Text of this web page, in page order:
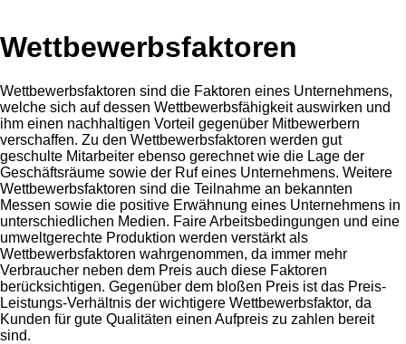
Wettbewerbsfaktoren
Wettbewerbsfaktoren sind die Faktoren eines Unternehmens,
welche sich auf dessen Wettbewerbsfähigkeit auswirken und
ihm einen nachhaltigen Vorteil gegenüber Mitbewerbern
verschaffen. Zu den Wettbewerbsfaktoren werden gut
geschulte Mitarbeiter ebenso gerechnet wie die Lage der
Geschäftsräume sowie der Ruf eines Unternehmens. Weitere
Wettbewerbsfaktoren sind die Teilnahme an bekannten
Messen sowie die positive Erwähnung eines Unternehmens in
unterschiedlichen Medien. Faire Arbeitsbedingungen und eine
umweltgerechte Produktion werden verstärkt als
Wettbewerbsfaktoren wahrgenommen, da immer mehr
Verbraucher neben dem Preis auch diese Faktoren
berücksichtigen. Gegenüber dem bloßen Preis ist das Preis-
Leistungs-Verhältnis der wichtigere Wettbewerbsfaktor, da
Kunden für gute Qualitäten einen Aufpreis zu zahlen bereit
sind.